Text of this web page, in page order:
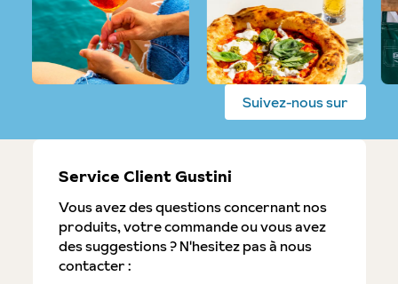
Suivez-nous sur
Service Client Gustini
Vous avez des questions concernant nos
produits, votre commande ou vous avez
des suggestions ? N'hesitez pas à nous
contacter :